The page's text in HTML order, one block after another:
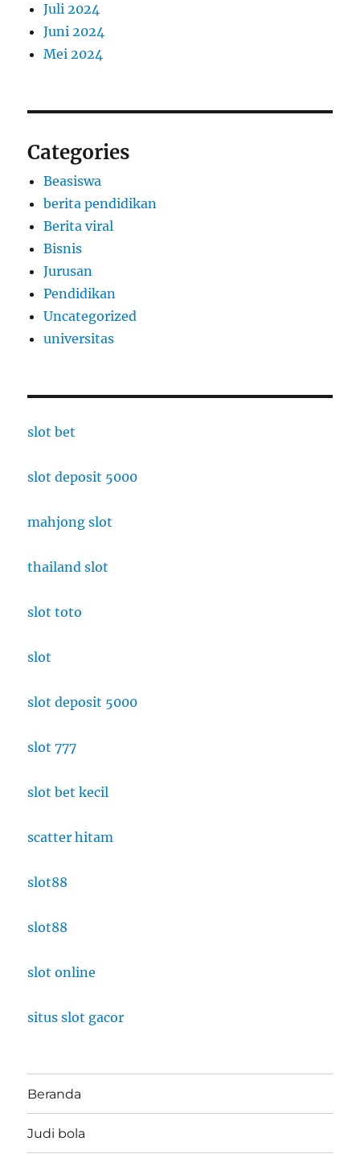
Juli 2024
Juni 2024
Mei 2024
Categories
Beasiswa
berita pendidikan
Berita viral
Bisnis
Jurusan
Pendidikan
Uncategorized
universitas
slot bet
slot deposit 5000
mahjong slot
thailand slot
slot toto
slot
slot deposit 5000
slot 777
slot bet kecil
scatter hitam
slot88
slot88
slot online
situs slot gacor
Beranda
Judi bola